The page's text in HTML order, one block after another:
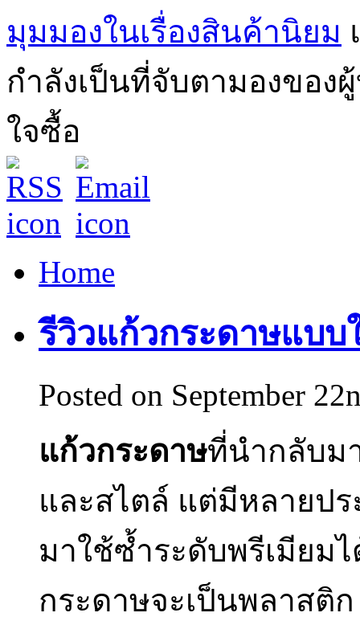
มุมมองในเรื่องสินค้านิยม
กำลังเป็นที่จับตามองขอ
ใจซื้อ
Home
รีวิวแก้วกระดาษแบบ
Posted on September
แก้วกระดาษที่นำกลับม
และสไตล์ แต่มีหลายป
มาใช้ซ้ำระดับพรีเมียม
กระดาษจะเป็นพลาสติ